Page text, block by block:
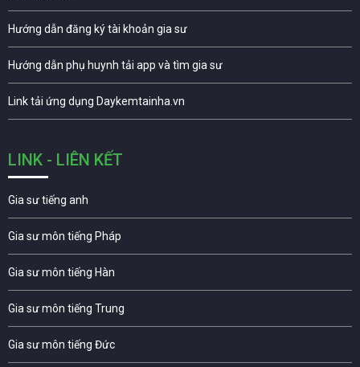
Hướng dẫn đăng ký tài khoản gia sư
Hướng dẫn phụ huynh tải app và tìm gia sư
Link tải ứng dụng Daykemtainha.vn
LINK - LIÊN KẾT
Gia sư tiếng anh
Gia sư môn tiếng Pháp
Gia sư môn tiếng Hàn
Gia sư môn tiếng Trung
Gia sư môn tiếng Đức